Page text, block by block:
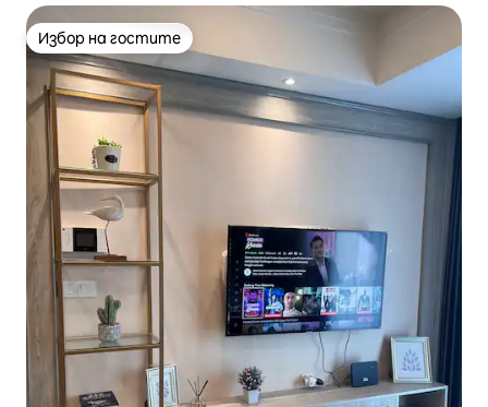
Избор на гостите
Избор на гостите